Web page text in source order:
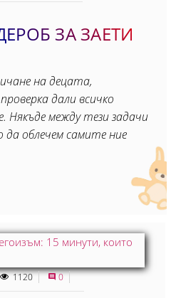
ЗА ЗАЕТИ
на децата,
дали всичко
Някъде между тези задачи
облечем самите ние
1120 0